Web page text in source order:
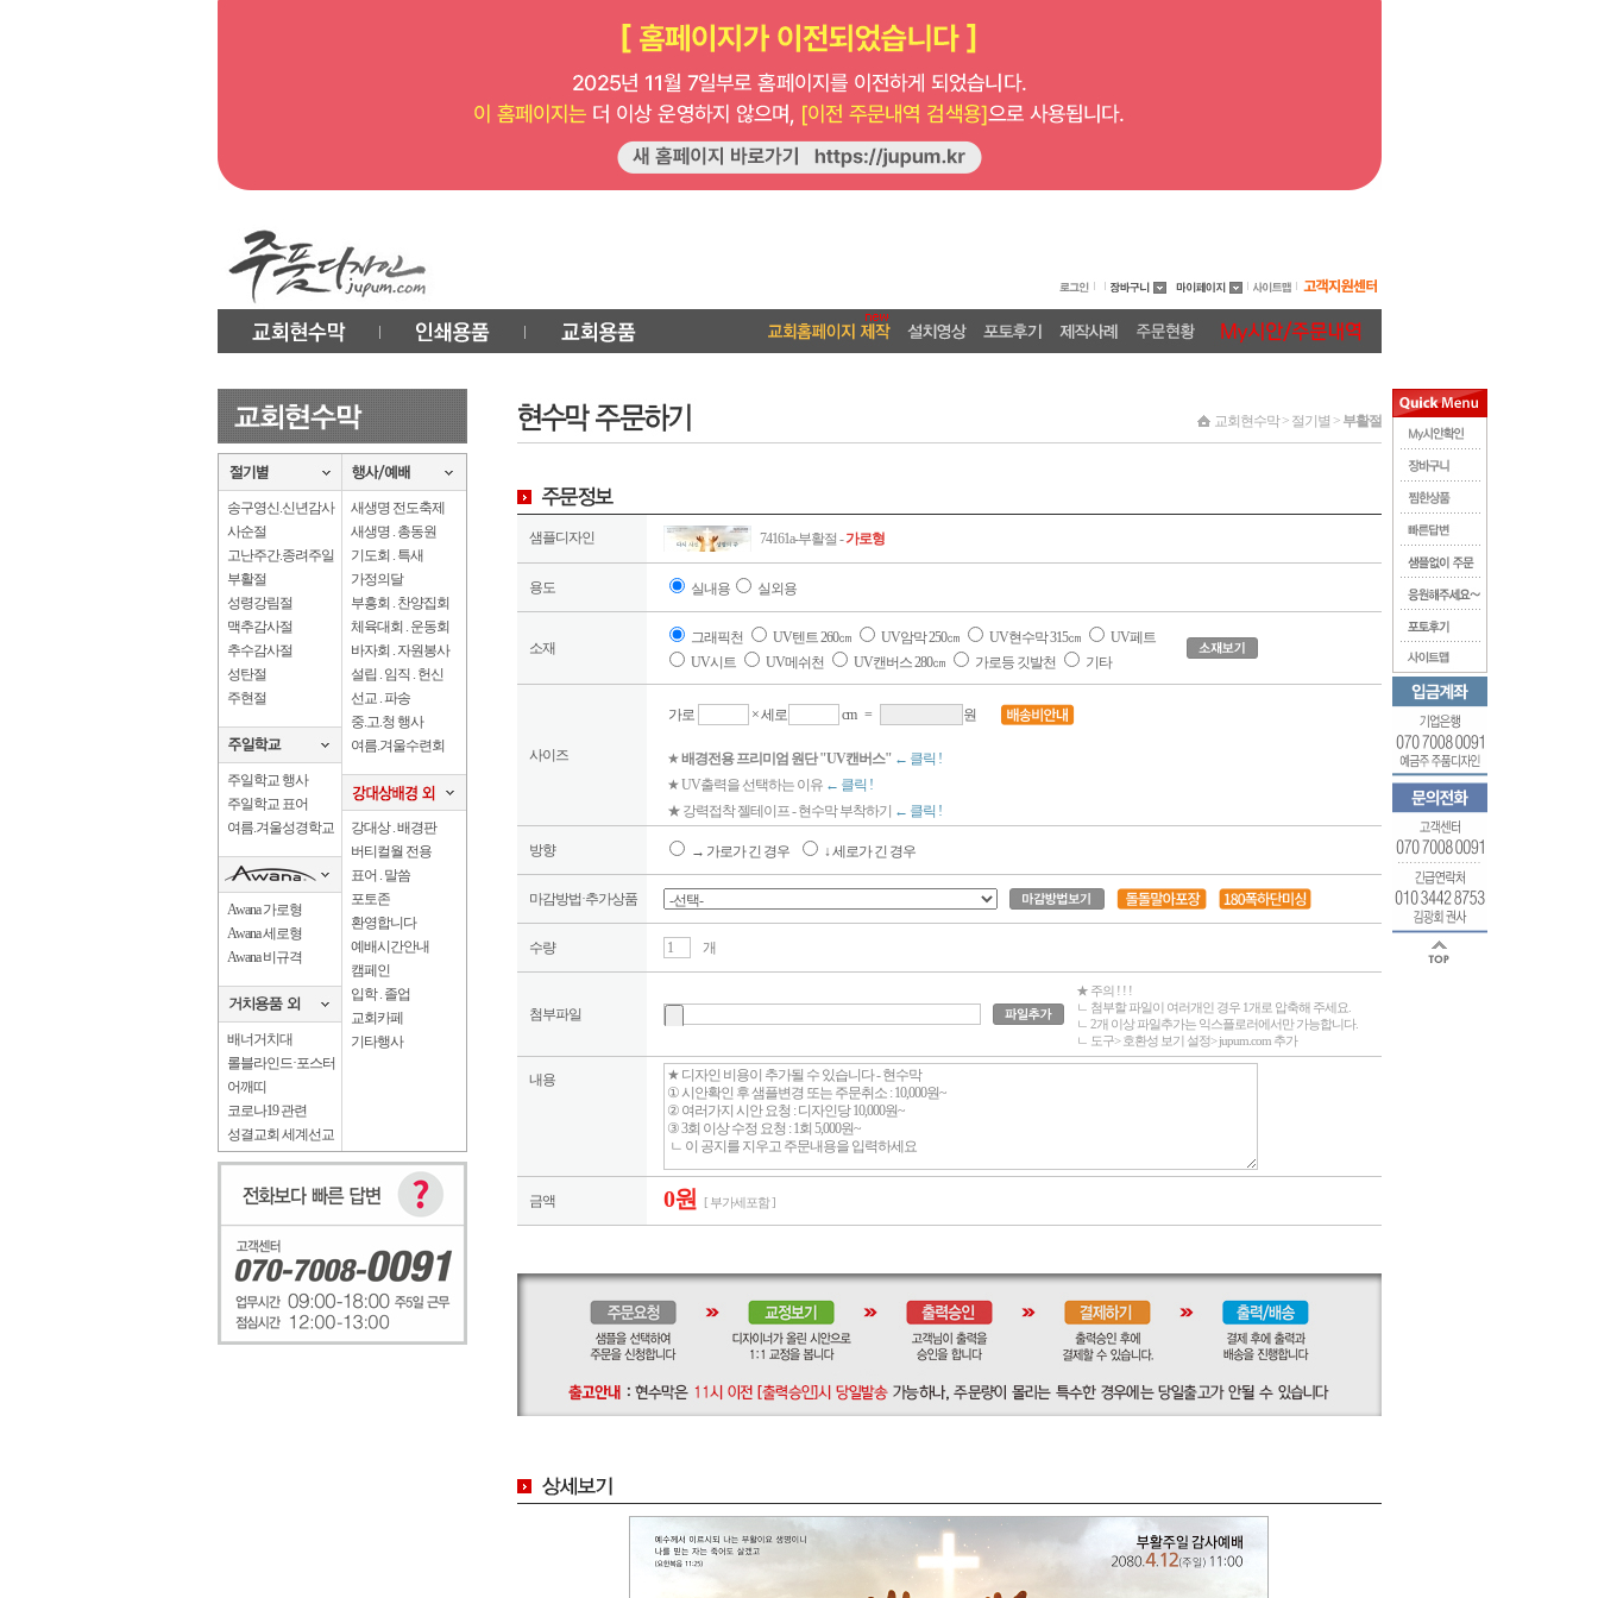
송구영신.신년감사
사순절
고난주간.종려주일
부활절
성령강림절
맥추감사절
추수감사절
성탄절
주현절
주일학교 행사
주일학교 표어
여름.겨울성경학교
Awana 가로형
Awana 세로형
Awana 비규격
배너거치대
롤블라인드·포스터
어깨띠
코로나19 관련
성결교회 세계선교
새생명 전도축제
새생명 . 총동원
기도회 . 특새
가정의달
부흥회 . 찬양집회
체육대회 . 운동회
바자회 . 자원봉사
설립 . 임직 . 헌신
선교 . 파송
중.고.청 행사
여름.겨울수련회
강대상 . 배경판
버티컬월 전용
표어 . 말씀
포토존
환영합니다
예배시간안내
캠페인
입학 . 졸업
교회카페
기타행사
교회현수막 > 절기별 > 부활절
샘플디자인 74161a-부활절 -가로형
용도 실내용 실외용
소재
그래픽천 UV텐트 260㎝ UV암막 250㎝ UV현수막 315㎝
UV페트
UV시트
UV메쉬천 UV캔버스 280㎝ 가로등 깃발천 기타
사이즈
가로 × 세로 cm = 원
★배경전용 프리미엄 원단 "UV캔버스" ← 클릭 !
★ UV출력을 선택하는 이유 ← 클릭 !
★ 강력접착 젤테이프 - 현수막 부착하기 ← 클릭 !
방향 → 가로가 긴 경우 ↓ 세로가 긴 경우
마감방법·추가상품
수량 개
첨부파일
★ 주의 ! ! !
ㄴ 첨부할 파일이 여러개인 경우 1개로 압축해 주세요.
ㄴ 2개 이상 파일추가는 익스플로러에서만 가능합니다.
ㄴ 도구> 호환성 보기 설정> jupum.com 추가
내용
금액 0원 [ 부가세포함 ]